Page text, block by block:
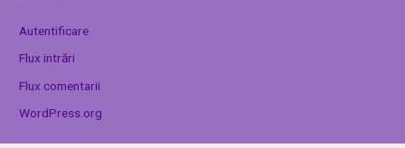
Autentificare
Flux intrări
Flux comentarii
WordPress.org